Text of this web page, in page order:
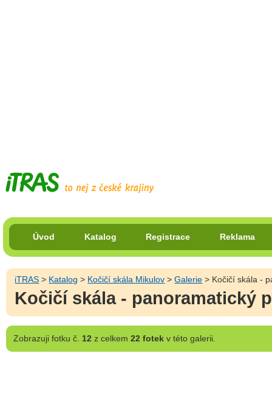
Úvod Katalog Registrace Reklama
iTRAS > Katalog > Kočičí skála Mikulov >Galerie > Kočičí skála -
Kočičí skála - panoramatický
Zobrazujifotku č. 12 z celkem 22 fotekv této galerii.